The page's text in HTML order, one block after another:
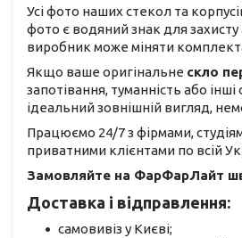
Усі фото наших стекол та
фото є водяний знак для
виробник може міняти
Якщо ваше оригінальне скло
запотівання, туманність або
ідеальний зовнішній вигляд,
Працюємо 24/7 з фірмами,
приватними клієнтами по всій
Замовляйте на ФарФарЛайт
Доставка і відправлення:
самовивіз у Києві;